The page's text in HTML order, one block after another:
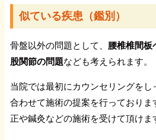
足底筋膜炎
鵞足炎
オスグッド・
似ている疾患（鑑別）
骨盤以外の問題として、 腰椎椎間板
股関節の問題なども考えられます。
当院では最初にカウンセリングを
合わせて施術の提案を行っており
正や鍼灸などの施術を受けて頂けま